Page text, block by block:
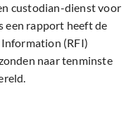
custodian-dienst voor
een rapport heeft de
(RFI)
naar tenminste